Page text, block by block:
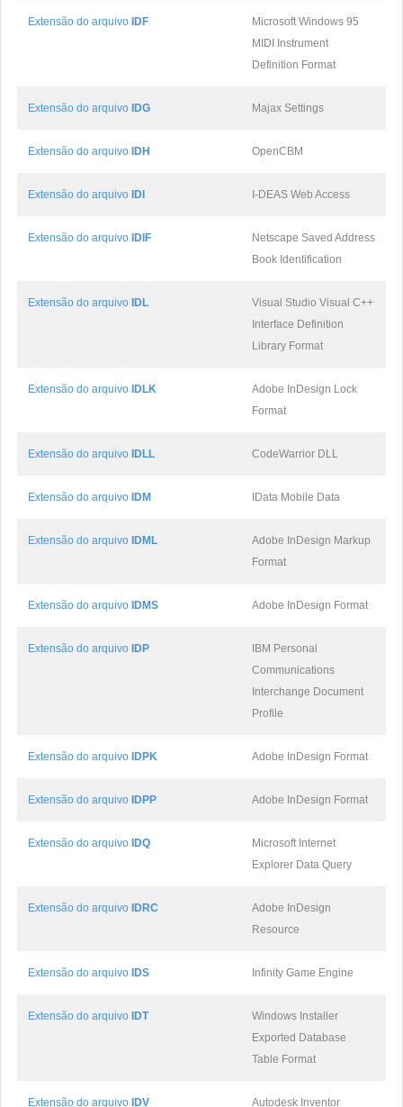
Extensão do arquivo IDF
Microsoft Windows 95
MIDI Instrument
Definition Format
Extensão do arquivo IDG Majax Settings
Extensão do arquivo IDH OpenCBM
Extensão do arquivo IDI I-DEAS Web Access
Extensão do arquivo IDIF
Netscape Saved Address
Book Identification
Extensão do arquivo IDL
Visual Studio Visual C++
Interface Definition
Library Format
Extensão do arquivo IDLK
Adobe InDesign Lock
Format
Extensão do arquivo IDLL CodeWarrior DLL
Extensão do arquivo IDM IData Mobile Data
Extensão do arquivo IDML
Adobe InDesign Markup
Format
Extensão do arquivo IDMS Adobe InDesign Format
Extensão do arquivo IDP
IBM Personal
Communications
Interchange Document
Profile
Extensão do arquivo IDPK Adobe InDesign Format
Extensão do arquivo IDPP Adobe InDesign Format
Extensão do arquivo IDQ
Microsoft Internet
Explorer Data Query
Extensão do arquivo IDRC
Adobe InDesign
Resource
Extensão do arquivo IDS Infinity Game Engine
Extensão do arquivo IDT
Windows Installer
Exported Database
Table Format
Extensão do arquivo IDV Autodesk Inventor